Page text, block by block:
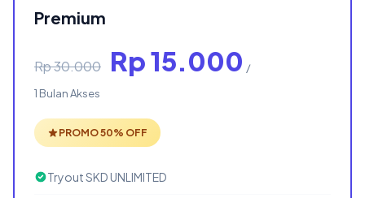
Premium
Rp 30.000 Rp 15.000 /
1 Bulan Akses
PROMO 50% OFF
Tryout SKD UNLIMITED